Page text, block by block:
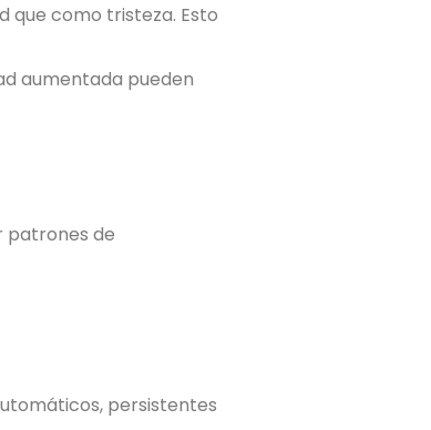
que como tristeza. Esto
aumentada pueden
patrones de
persistentes